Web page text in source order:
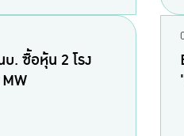
. ซื้อหุ้น 2 โรง